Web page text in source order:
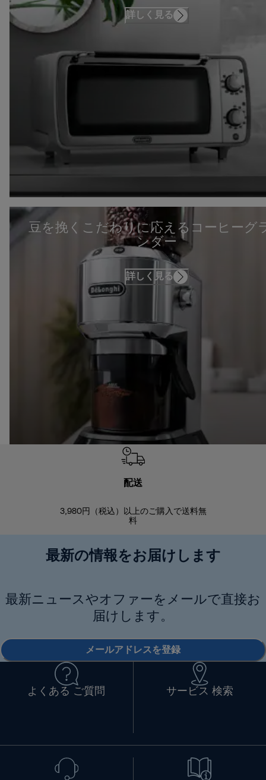
詳しく見る
豆を挽くこだわりに応えるコーヒーグ
ンダー
詳しく見る
配送
3,980円（税込）以上のご購入で送料無
料
最新の情報をお届けします
最新ニュースやオファーをメールで直接お
届けします。
メールアドレスを登録
よくある ご質問 サービス 検索